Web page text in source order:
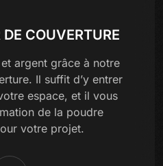
COUVERTURE
argent grâce à notre
Il suffit d’y entrer
espace, et il vous
de la poudre
votre projet.